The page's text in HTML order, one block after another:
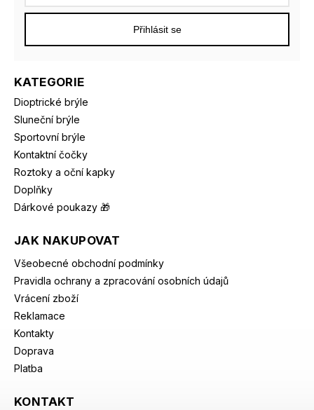
KATEGORIE
Dioptrické brýle
Sluneční brýle
Sportovní brýle
Kontaktní čočky
Roztoky a oční kapky
Doplňky
Dárkové poukazy 🎁
JAK NAKUPOVAT
Všeobecné obchodní podmínky
Pravidla ochrany a zpracování osobních údajů
Vrácení zboží
Reklamace
Kontakty
Doprava
Platba
KONTAKT
Přihlásit se